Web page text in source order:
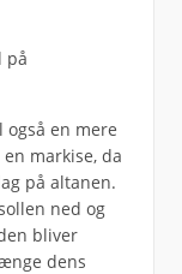
på
en mere
markise, da
på altanen.
ned og
bliver
dens